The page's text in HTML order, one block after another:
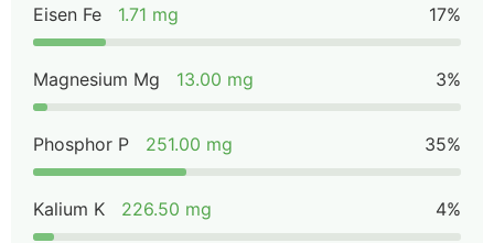
Eisen Fe 1.71 mg 17%
Magnesium Mg 13.00 mg 3%
Phosphor P 251.00 mg 35%
Kalium K 226.50 mg 4%